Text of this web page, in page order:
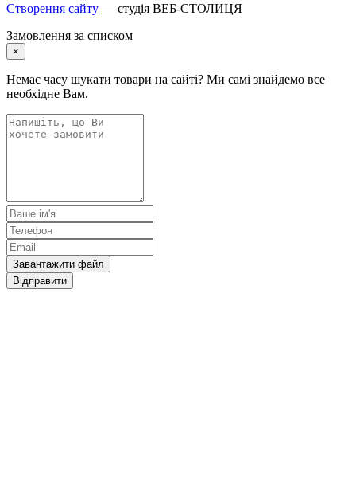
Створення сайту — студія ВЕБ-СТОЛИЦЯ
Замовлення за списком
×
Немає часу шукати товари на сайті? Ми самі знайдемо все
необхідне Вам.
Завантажити файл